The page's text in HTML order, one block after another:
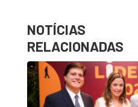
NOTÍCIAS
RELACIONADAS